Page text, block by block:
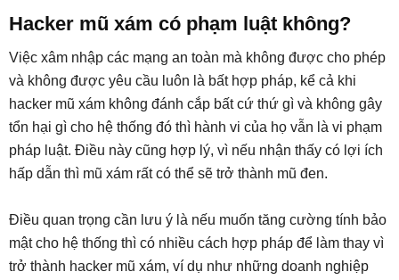
Hacker mũ xám có phạm luật không?
Việc xâm nhập các mạng an toàn mà không được cho phép
và không được yêu cầu luôn là bất hợp pháp, kể cả khi
hacker mũ xám không đánh cắp bất cứ thứ gì và không gây
tổn hại gì cho hệ thống đó thì hành vi của họ vẫn là vi phạm
pháp luật. Điều này cũng hợp lý, vì nếu nhận thấy có lợi ích
hấp dẫn thì mũ xám rất có thể sẽ trở thành mũ đen.
Điều quan trọng cần lưu ý là nếu muốn tăng cường tính bảo
mật cho hệ thống thì có nhiều cách hợp pháp để làm thay vì
trở thành hacker mũ xám, ví dụ như những doanh nghiệp